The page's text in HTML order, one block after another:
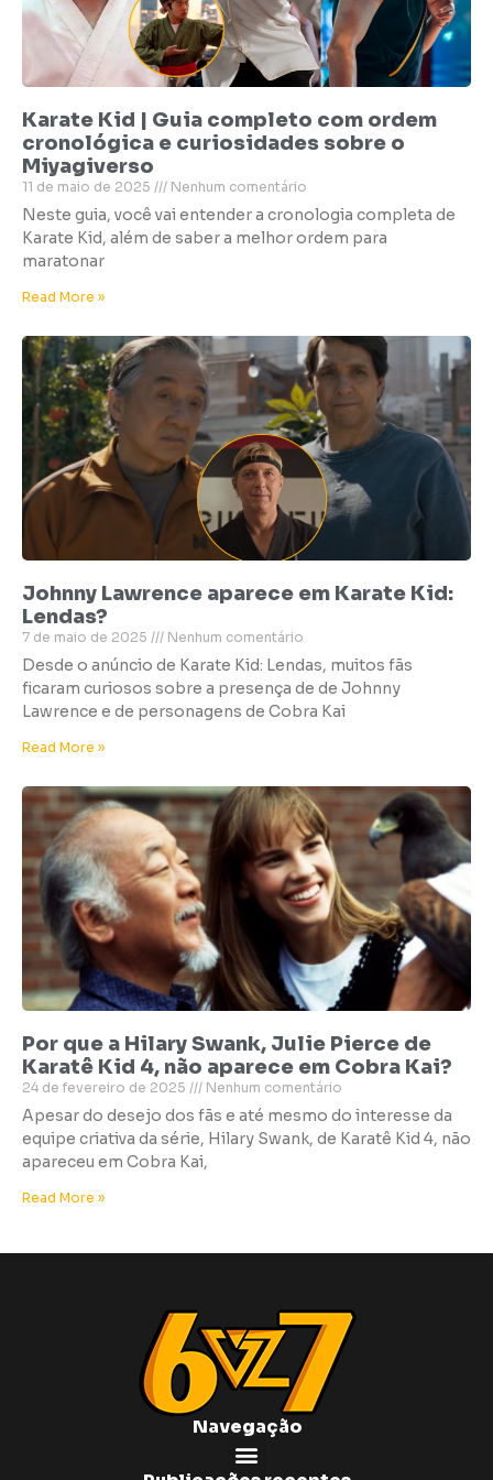
Karate Kid | Guia completo com ordem
cronológica e curiosidades sobre o
Miyagiverso
11 de maio de 2025 Nenhum comentário
Neste guia, você vai entender a cronologia completa de
Karate Kid, além de saber a melhor ordem para
maratonar
Read More »
Johnny Lawrence aparece em Karate Kid:
Lendas?
7 de maio de 2025 Nenhum comentário
Desde o anúncio de Karate Kid: Lendas, muitos fãs
ficaram curiosos sobre a presença de de Johnny
Lawrence e de personagens de Cobra Kai
Read More »
Por que a Hilary Swank, Julie Pierce de
Karatê Kid 4, não aparece em Cobra Kai?
24 de fevereiro de 2025 Nenhum comentário
Apesar do desejo dos fãs e até mesmo do interesse da
equipe criativa da série, Hilary Swank, de Karatê Kid 4, não
apareceu em Cobra Kai,
Read More »
Navegação